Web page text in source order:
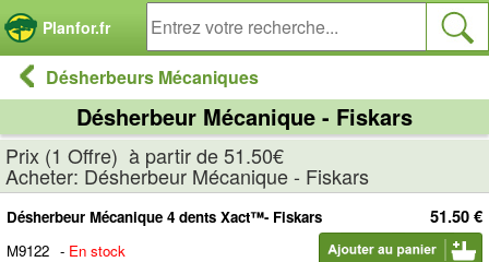
Planfor.fr
Désherbeurs Mécaniques
Désherbeur Mécanique - Fiskars
Prix (1 Offre) à partir de 51.50€
Acheter: Désherbeur Mécanique - Fiskars
51.50 €
Désherbeur Mécanique 4 dents Xact™- Fiskars
M9122 - En stock
Panneau de gestion des cookies